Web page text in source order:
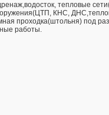
тепловые
КНС,
проходка(штольня) под
работы.